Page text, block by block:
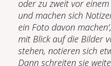
oder zu zweit vor
und machen sich
ein Foto davon
mit Blick auf die Bilder
stehen, notieren sich
Dann schreiten sie